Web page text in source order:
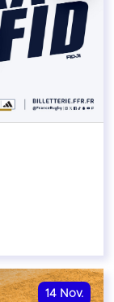
14 Nov.